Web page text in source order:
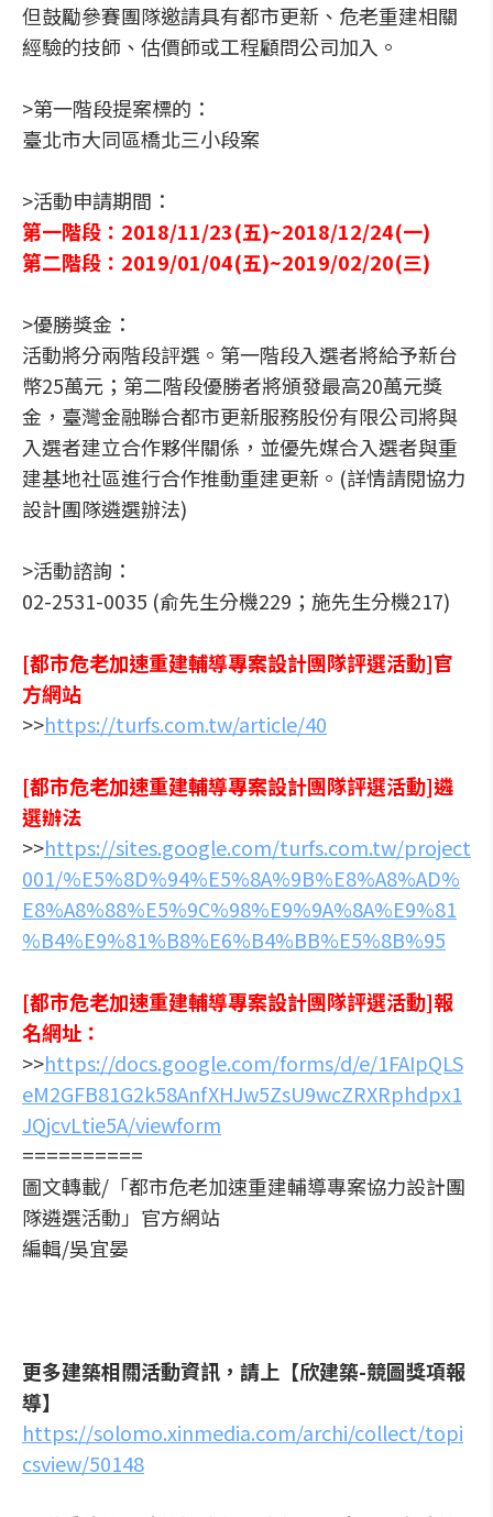
但鼓勵參賽團隊邀請具有都市更新、危老重建相關
經驗的技師、估價師或工程顧問公司加入。
>第一階段提案標的：
臺北市大同區橋北三小段案
>活動申請期間：
第一階段：2018/11/23(五)~2018/12/24(一)
第二階段：2019/01/04(五)~2019/02/20(三)
>優勝獎金：
活動將分兩階段評選。第一階段入選者將給予新台
幣25萬元；第二階段優勝者將頒發最高20萬元獎
金，臺灣金融聯合都市更新服務股份有限公司將與
入選者建立合作夥伴關係，並優先媒合入選者與重
建基地社區進行合作推動重建更新。(詳情請閱協力
設計團隊遴選辦法)
>活動諮詢：
02-2531-0035 (俞先生分機229；施先生分機217)
[都市危老加速重建輔導專案設計團隊評選活動]官
方網站
>>https://turfs.com.tw/article/40
[都市危老加速重建輔導專案設計團隊評選活動]遴
選辦法
>>https://sites.google.com/turfs.com.tw/project
001/%E5%8D%94%E5%8A%9B%E8%A8%AD%
E8%A8%88%E5%9C%98%E9%9A%8A%E9%81
%B4%E9%81%B8%E6%B4%BB%E5%8B%95
[都市危老加速重建輔導專案設計團隊評選活動]報
名網址：
>>https://docs.google.com/forms/d/e/1FAIpQLS
eM2GFB81G2k58AnfXHJw5ZsU9wcZRXRphdpx1
JQjcvLtie5A/viewform
==========
圖文轉載/「都市危老加速重建輔導專案協力設計團
隊遴選活動」官方網站
編輯/吳宜晏
更多建築相關活動資訊，請上【欣建築-競圖獎項報
導】
https://solomo.xinmedia.com/archi/collect/topi
csview/50148